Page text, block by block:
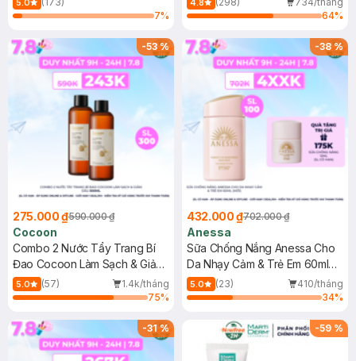
5.0
7%
4.8
64%
-53%
275.000 ₫590.000 ₫
Cocoon
Combo 2 Nước Tẩy Trang Bí
Đao Cocoon Làm Sạch & Giảm
Dầu 500ml
5.0 (57)
1.4k/tháng
75%
-38%
432.000 ₫702.000 ₫
Anessa
Sữa Chống Nắng Anessa Cho
Da Nhạy Cảm & Trẻ Em 60ml
(Mới)
5.0 (23)
410/tháng
34%
-31% -59 %